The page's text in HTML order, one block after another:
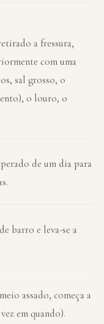
a fressura,
com uma
sal grosso, o
o louro, o
de um dia para
barro e leva-se a
assado, começa a
em quando).